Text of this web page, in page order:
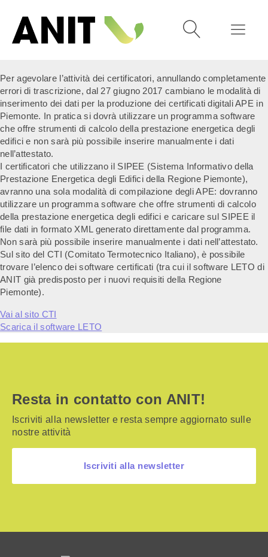
Per agevolare l’attività dei certificatori, annullando completamente
errori di trascrizione, dal 27 giugno 2017 cambiano le modalità di
inserimento dei dati per la produzione dei certificati digitali APE in
Piemonte. In pratica si dovrà utilizzare un programma software
che offre strumenti di calcolo della prestazione energetica degli
edifici e non sarà più possibile inserire manualmente i dati
nell’attestato.
I certificatori che utilizzano il SIPEE (Sistema Informativo della
Prestazione Energetica degli Edifici della Regione Piemonte),
avranno una sola modalità di compilazione degli APE: dovranno
utilizzare un programma software che offre strumenti di calcolo
della prestazione energetica degli edifici e caricare sul SIPEE il
file dati in formato XML generato direttamente dal programma.
Non sarà più possibile inserire manualmente i dati nell’attestato.
Sul sito del CTI (Comitato Termotecnico Italiano), è possibile
trovare l’elenco dei software certificati (tra cui il software LETO di
ANIT già predisposto per i nuovi requisiti della Regione
Piemonte).
Vai al sito CTI
Scarica il software LETO
Resta in contatto con ANIT!
Iscriviti alla newsletter e resta sempre aggiornato sulle
nostre attività
Iscriviti alla newsletter